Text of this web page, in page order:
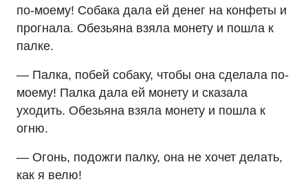
по-моему! Собака дала ей денег на конфеты и
прогнала. Обезьяна взяла монету и пошла к
палке.
— Палка, побей собаку, чтобы она сделала по-
моему! Палка дала ей монету и сказала
уходить. Обезьяна взяла монету и пошла к
огню.
— Огонь, подожги палку, она не хочет делать,
как я велю!